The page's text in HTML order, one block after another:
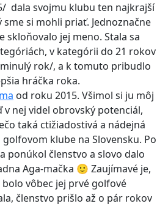
dala svojmu klubu ten najkrajší
sme si mohli priať. Jednoznačne
skloňovalo jej meno. Stala sa
v kategórii do 21 rokov
rok/, a k tomuto pribudlo
hráčka roka.
od roku 2015. Všimol si ju môj
v nej videl obrovský potenciál,
taká ctižiadostivá a nádejná
klube na Slovensku. Po
ponúkol členstvo a slovo dalo
Aga-mačka 🙂 Zaujímavé je,
bolo vôbec jej prvé golfové
členstvo prišlo až o pár rokov